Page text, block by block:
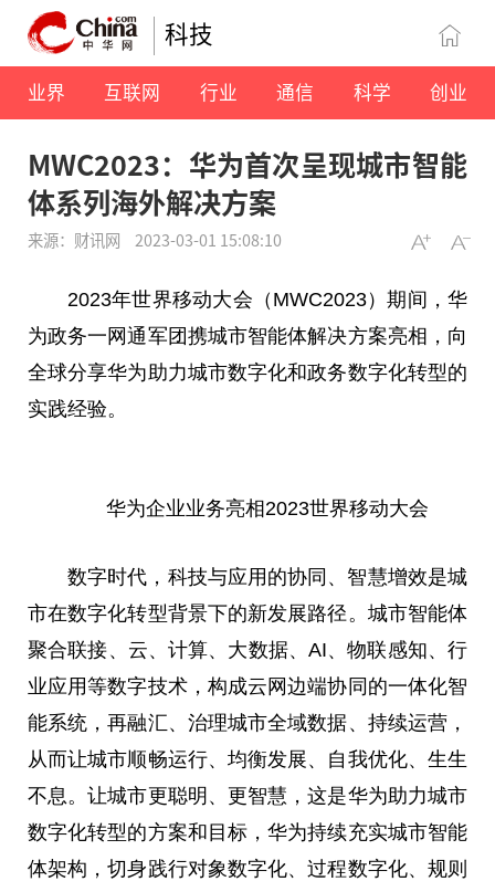
科技
业界 互联网 行业 通信 科学 创业
MWC2023：华为首次呈现城市智能
体系列海外解决方案
来源：财讯网 2023-03-01 15:08:10
2023年世界移动大会（MWC2023）期间，华
为政务一网通军团携城市智能体解决方案亮相，向
全球分享华为助力城市数字化和政务数字化转型的
实践经验。
华为企业业务亮相2023世界移动大会
数字时代，科技与应用的协同、智慧增效是城
市在数字化转型背景下的新发展路径。城市智能体
聚合联接、云、计算、大数据、AI、物联感知、行
业应用等数字技术，构成云网边端协同的一体化智
能系统，再融汇、治理城市全域数据、持续运营，
从而让城市顺畅运行、均衡发展、自我优化、生生
不息。让城市更聪明、更智慧，这是华为助力城市
数字化转型的方案和目标，华为持续充实城市智能
体架构，切身践行对象数字化、过程数字化、规则